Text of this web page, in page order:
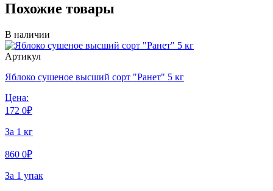
Похожие товары
В наличии
Артикул
Яблоко сушеное высший сорт "Ранет" 5 кг
Цена:
172 0₽
За 1 кг
860 0₽
За 1 упак